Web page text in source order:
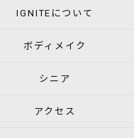
IGNITEについて
ボディメイク
シニア
アクセス